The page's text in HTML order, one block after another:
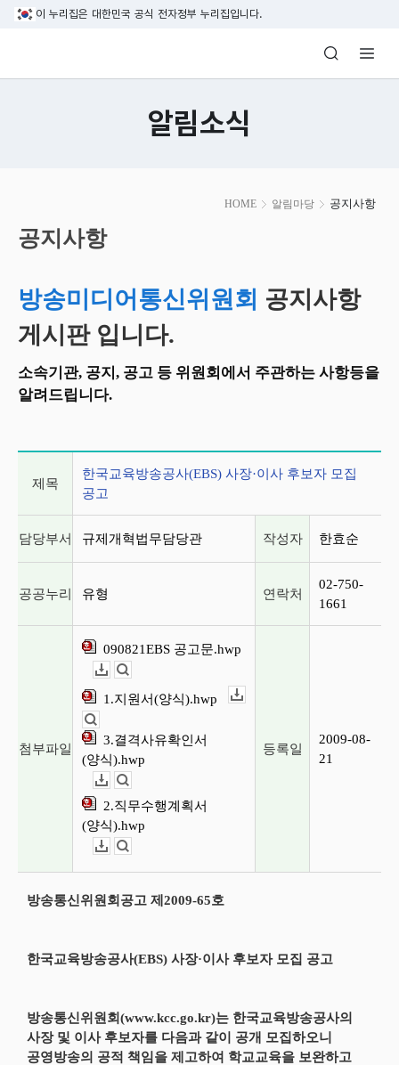
본문 바로가기
이 누리집은 대한민국 공식 전자정부 누리집입니다.
방송미디어통신위원회 Korea Media
알림소식
HOME 알림마당 공지사항
시
작
공지사항
방송미디어통신위원회 공지사항
게시판 입니다.
소속기관, 공지, 공고 등 위원회에서 주관하는 사항등을
알려드립니다.
제목
한국교육방송공사(EBS) 사장·이사 후보자 모집
공고
담당부서 규제개혁법무담당관 작성자 한효순
공공누리 유형 연락처
02-750-
1661
첨부파일
090821EBS 공고문.hwp
1.지원서(양식).hwp
3.결격사유확인서
(양식).hwp
2.직무수행계획서
(양식).hwp
등록일
2009-08-
21
방송통신위원회공고 제2009-65호
한국교육방송공사(EBS) 사장·이사 후보자 모집 공고
방송통신위원회(www.kcc.go.kr)는 한국교육방송공사의
사장 및 이사 후보자를 다음과 같이 공개 모집하오니
공영방송의 공적 책임을 제고하여 학교교육을 보완하고